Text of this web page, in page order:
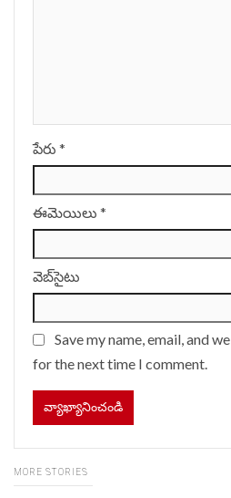
పేరు *
ఈమెయిలు *
వెబ్‌సైటు
Save my name, email, and
for the next time I comment.
MORE STORIES